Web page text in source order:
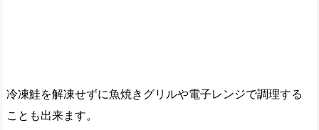
冷凍鮭を解凍せずに魚焼きグリルや電子レンジで調理する
ことも出来ます。